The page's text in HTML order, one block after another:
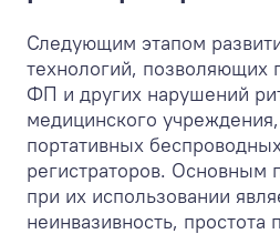
Следующим этапом
технологий, позволяющих
ФП и других нарушений
медицинского
портативных
регистраторов. Основным
при их использовании
неинвазивность, простота